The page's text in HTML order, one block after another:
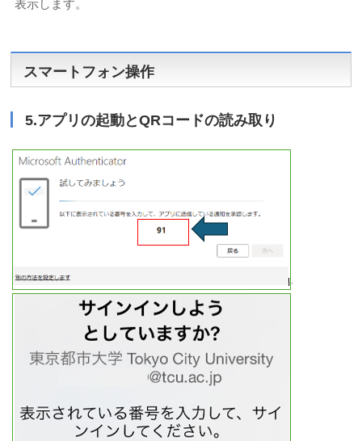
表示します。
スマートフォン操作
5.アプリの起動とQRコードの読み取り